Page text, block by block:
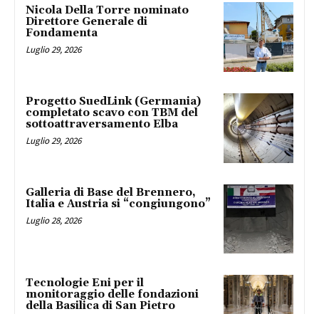
Nicola Della Torre nominato
Direttore Generale di
Fondamenta
Luglio 29, 2026
Progetto SuedLink (Germania)
completato scavo con TBM del
sottoattraversamento Elba
Luglio 29, 2026
Galleria di Base del Brennero,
Italia e Austria si “congiungono”
Luglio 28, 2026
Tecnologie Eni per il
monitoraggio delle fondazioni
della Basilica di San Pietro